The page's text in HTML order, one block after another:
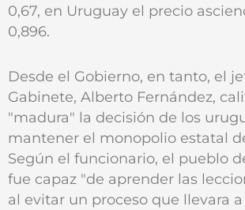
0,67, en Uruguay el precio
0,896.
Desde el Gobierno, en tanto, el
Gabinete, Alberto Fernández,
"madura" la decisión de los
mantener el monopolio estatal
Según el funcionario, el pueblo
fue capaz "de aprender las
al evitar un proceso que llevara a